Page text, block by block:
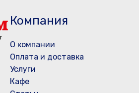
Компания
О компании
Оплата и доставка
Услуги
Кафе